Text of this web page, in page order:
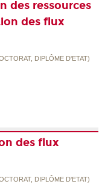
des ressources
des flux
DIPLÔME D'ETAT)
des flux
DIPLÔME D'ETAT)